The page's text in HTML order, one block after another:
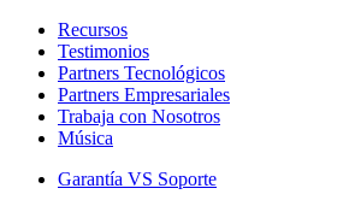
Recursos
Testimonios
Partners Tecnológicos
Partners Empresariales
Trabaja con Nosotros
Música
Garantía VS Soporte